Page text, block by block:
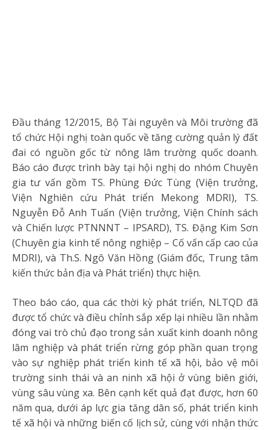
Đầu tháng 12/2015, Bộ Tài nguyên và Môi trường đã
tổ chức Hội nghị toàn quốc về tăng cường quản lý đất
đai có nguồn gốc từ nông lâm trường quốc doanh.
Báo cáo được trình bày tại hội nghị do nhóm Chuyên
gia tư vấn gồm TS. Phùng Đức Tùng (Viện trưởng,
Viện Nghiên cứu Phát triển Mekong MDRI), TS.
Nguyễn Đỗ Anh Tuấn (Viện trưởng, Viện Chính sách
và Chiến lược PTNNNT – IPSARD), TS. Đặng Kim Sơn
(Chuyên gia kinh tế nông nghiệp – Cố vấn cấp cao của
MDRI), và Th.S. Ngô Văn Hồng (Giám đốc, Trung tâm
kiến thức bản địa và Phát triển) thực hiện.
Theo báo cáo, qua các thời kỳ phát triển, NLTQD đã
được tổ chức và điều chỉnh sắp xếp lại nhiều lần nhằm
đóng vai trò chủ đạo trong sản xuất kinh doanh nông
lâm nghiệp và phát triển rừng góp phần quan trọng
vào sự nghiệp phát triển kinh tế xã hội, bảo vệ môi
trường sinh thái và an ninh xã hội ở vùng biên giới,
vùng sâu vùng xa. Bên cạnh kết quả đạt được, hơn 60
năm qua, dưới áp lực gia tăng dân số, phát triển kinh
tế xã hội và những biến cố lịch sử, cùng với nhận thức